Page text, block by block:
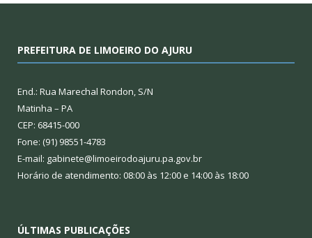
PREFEITURA DE LIMOEIRO DO AJURU
End.: Rua Marechal Rondon, S/N
Matinha – PA
CEP: 68415-000
Fone: (91) 98551-4783
E-mail: gabinete@limoeirodoajuru.pa.gov.br
Horário de atendimento: 08:00 às 12:00 e 14:00 às 18:00
ÚLTIMAS PUBLICAÇÕES